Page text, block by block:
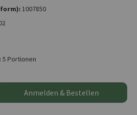
1007850
5 Portionen
Anmelden & Bestellen